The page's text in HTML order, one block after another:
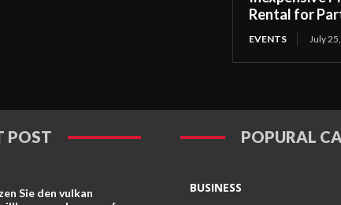
Rental for
EVENTS July
POST
Sie den vulkan
POPURAL
BUSINESS